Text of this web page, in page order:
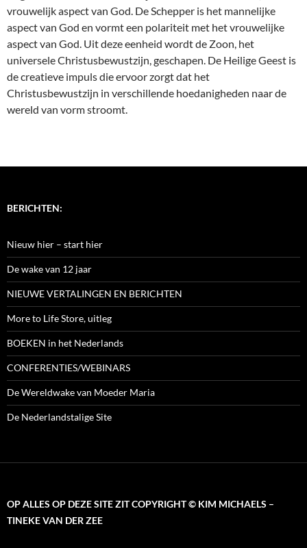
vrouwelijk aspect van God. De Schepper is het mannelijke
aspect van God en vormt een polariteit met het vrouwelijke
aspect van God. Uit deze eenheid wordt de Zoon, het
universele Christusbewustzijn, geschapen. De Heilige Geest is
de creatieve impuls die ervoor zorgt dat het
Christusbewustzijn in verschillende hoedanigheden naar de
wereld van vorm stroomt.
BERICHTEN:
Nieuw hier – start hier
De wake van 12 jaar
NIEUWE VERTALINGEN EN BERICHTEN
More to Life Store, uitleg
BOEKEN in het Nederlands
CONFERENTIES/WEBINARS
De Wereldwake van Moeder Maria
De Nederlandstalige Site
OP ALLES OP DEZE SITE ZIT COPYRIGHT © KIM MICHAELS –
TINEKE VAN DER ZEE